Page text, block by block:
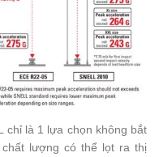
chỉ là 1 lựa chọn không bắt
lượng có thể lọt ra thị